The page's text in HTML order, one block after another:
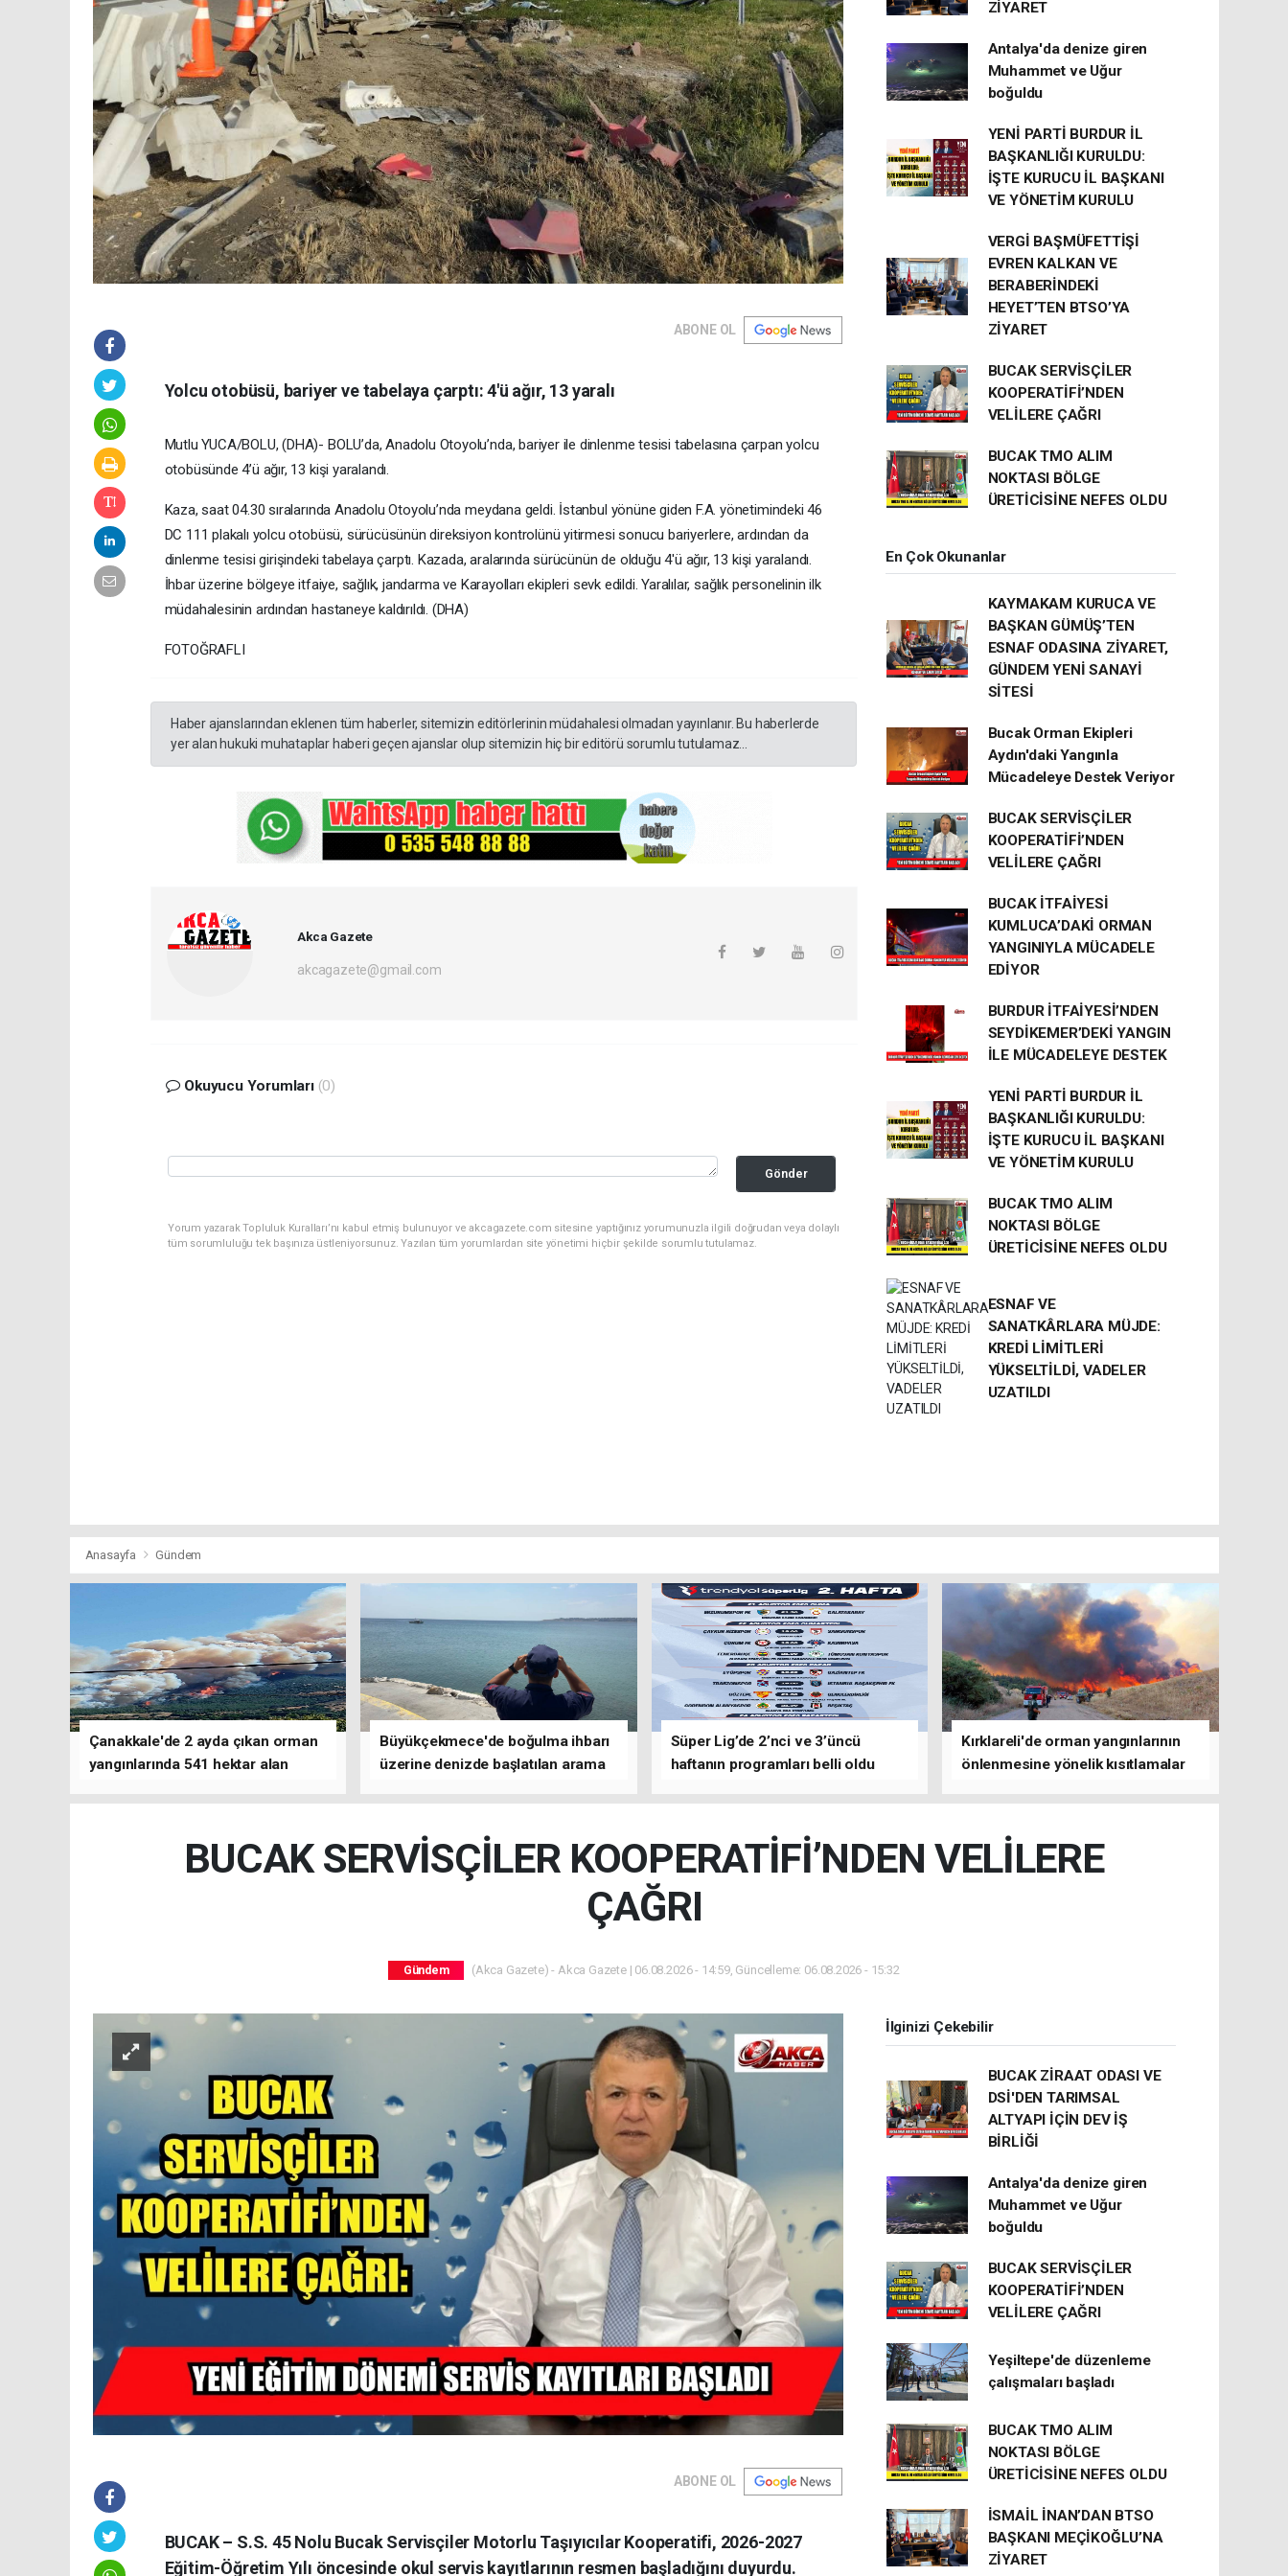
ABONE OL
Yolcu otobüsü, bariyer ve tabelaya çarptı: 4'ü ağır, 13 yaralı
Mutlu YUCA/BOLU, (DHA)- BOLU’da, Anadolu Otoyolu’nda, bariyer ile dinlenme tesisi tabelasına çarpan yolcu
otobüsünde 4’ü ağır, 13 kişi yaralandı.
Kaza, saat 04.30 sıralarında Anadolu Otoyolu’nda meydana geldi. İstanbul yönüne giden F.A. yönetimindeki 46
DC 111 plakalı yolcu otobüsü, sürücüsünün direksiyon kontrolünü yitirmesi sonucu bariyerlere, ardından da
dinlenme tesisi girişindeki tabelaya çarptı. Kazada, aralarında sürücünün de olduğu 4'ü ağır, 13 kişi yaralandı.
İhbar üzerine bölgeye itfaiye, sağlık, jandarma ve Karayolları ekipleri sevk edildi. Yaralılar, sağlık personelinin ilk
müdahalesinin ardından hastaneye kaldırıldı. (DHA)
FOTOĞRAFLI
Haber ajanslarından eklenen tüm haberler, sitemizin editörlerinin müdahalesi olmadan yayınlanır. Bu haberlerde
yer alan hukuki muhataplar haberi geçen ajanslar olup sitemizin hiç bir editörü sorumlu tutulamaz...
Akca Gazete
akcagazete@gmail.com
Okuyucu Yorumları (0)
Gönder
Yorum yazarak Topluluk Kuralları’nı kabul etmiş bulunuyor ve akcagazete.com sitesine yaptığınız yorumunuzla ilgili doğrudan veya dolaylı
tüm sorumluluğu tek başınıza üstleniyorsunuz. Yazılan tüm yorumlardan site yönetimi hiçbir şekilde sorumlu tutulamaz.
ZİYARET
Antalya'da denize giren
Muhammet ve Uğur
boğuldu
YENİ PARTİ BURDUR İL
BAŞKANLIĞI KURULDU:
İŞTE KURUCU İL BAŞKANI
VE YÖNETİM KURULU
VERGİ BAŞMÜFETTİŞİ
EVREN KALKAN VE
BERABERİNDEKİ
HEYET’TEN BTSO’YA
ZİYARET
BUCAK SERVİSÇİLER
KOOPERATİFİ’NDEN
VELİLERE ÇAĞRI
BUCAK TMO ALIM
NOKTASI BÖLGE
ÜRETİCİSİNE NEFES OLDU
En Çok Okunanlar
KAYMAKAM KURUCA VE
BAŞKAN GÜMÜŞ’TEN
ESNAF ODASINA ZİYARET,
GÜNDEM YENİ SANAYİ
SİTESİ
Bucak Orman Ekipleri
Aydın'daki Yangınla
Mücadeleye Destek Veriyor
BUCAK SERVİSÇİLER
KOOPERATİFİ’NDEN
VELİLERE ÇAĞRI
BUCAK İTFAİYESİ
KUMLUCA’DAKİ ORMAN
YANGINIYLA MÜCADELE
EDİYOR
BURDUR İTFAİYESİ’NDEN
SEYDİKEMER’DEKİ YANGIN
İLE MÜCADELEYE DESTEK
YENİ PARTİ BURDUR İL
BAŞKANLIĞI KURULDU:
İŞTE KURUCU İL BAŞKANI
VE YÖNETİM KURULU
BUCAK TMO ALIM
NOKTASI BÖLGE
ÜRETİCİSİNE NEFES OLDU
ESNAF VE
SANATKÂRLARA MÜJDE:
KREDİ LİMİTLERİ
YÜKSELTİLDİ, VADELER
UZATILDI
Anasayfa Gündem
Çanakkale'de 2 ayda çıkan orman
yangınlarında 541 hektar alan
Büyükçekmece'de boğulma ihbarı
üzerine denizde başlatılan arama
Süper Lig’de 2’nci ve 3’üncü
haftanın programları belli oldu
Kırklareli'de orman yangınlarının
önlenmesine yönelik kısıtlamalar
BUCAK SERVİSÇİLER KOOPERATİFİ’NDEN VELİLERE
ÇAĞRI
Gündem (Akca Gazete) - Akca Gazete | 06.08.2026 - 14:59, Güncelleme: 06.08.2026 - 15:32
ABONE OL
BUCAK – S.S. 45 Nolu Bucak Servisçiler Motorlu Taşıyıcılar Kooperatifi, 2026-2027
Eğitim-Öğretim Yılı öncesinde okul servis kayıtlarının resmen başladığını duyurdu.
İlginizi Çekebilir
BUCAK ZİRAAT ODASI VE
DSİ'DEN TARIMSAL
ALTYAPI İÇİN DEV İŞ
BİRLİĞİ
Antalya'da denize giren
Muhammet ve Uğur
boğuldu
BUCAK SERVİSÇİLER
KOOPERATİFİ’NDEN
VELİLERE ÇAĞRI
Yeşiltepe'de düzenleme
çalışmaları başladı
BUCAK TMO ALIM
NOKTASI BÖLGE
ÜRETİCİSİNE NEFES OLDU
İSMAİL İNAN’DAN BTSO
BAŞKANI MEÇİKOĞLU’NA
ZİYARET